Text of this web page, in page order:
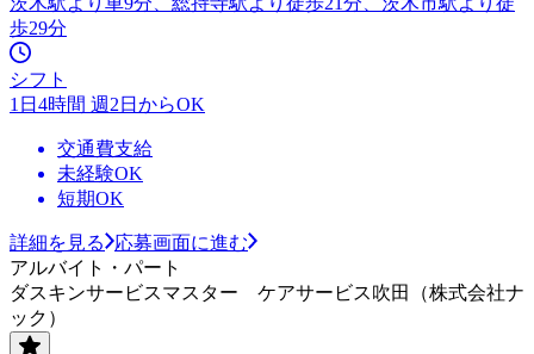
歩29分
シフト
1日4時間 週2日からOK
交通費支給
未経験OK
短期OK
詳細を見る
応募画面に進む
アルバイト・パート
ダスキンサービスマスター ケアサービス吹田（株式会社ナ
ック）